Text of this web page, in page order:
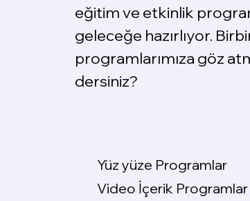
eğitim ve etkinlik
geleceğe hazırlıyor.
programlarımıza göz
dersiniz?
Yüz yüze Programlar
Video İçerik Programlar